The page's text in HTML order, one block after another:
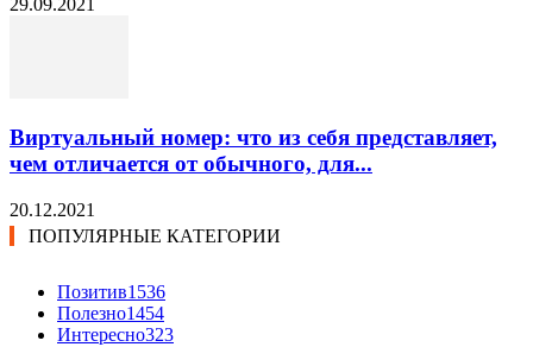
Виртуальный номер: что из себя представляет,
чем отличается от обычного, для...
20.12.2021
ПОПУЛЯРНЫЕ КАТЕГОРИИ
Позитив1536
Полезно1454
Интересно323